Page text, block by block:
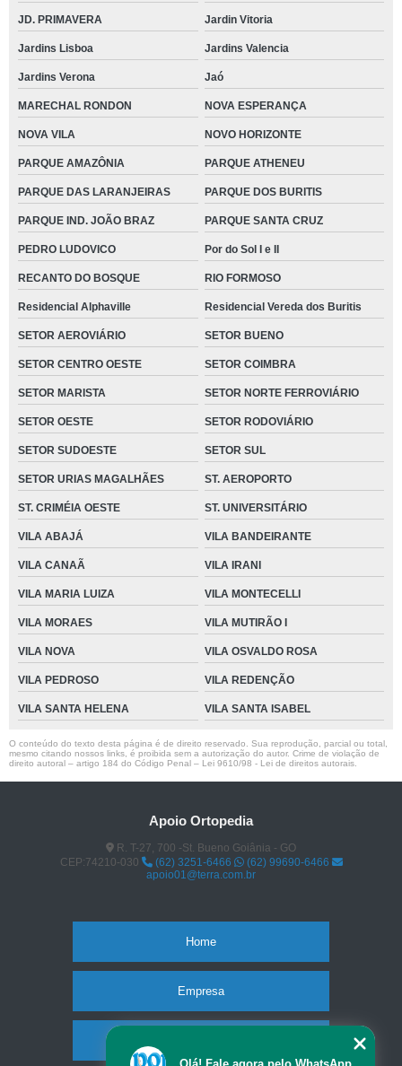
JD. PRIMAVERA Jardin Vitoria
Jardins Lisboa Jardins Valencia
Jardins Verona Jaó
MARECHAL RONDON NOVA ESPERANÇA
NOVA VILA NOVO HORIZONTE
PARQUE AMAZÔNIA PARQUE ATHENEU
PARQUE DAS LARANJEIRAS PARQUE DOS BURITIS
PARQUE IND. JOÃO BRAZ PARQUE SANTA CRUZ
PEDRO LUDOVICO Por do Sol I e II
RECANTO DO BOSQUE RIO FORMOSO
Residencial Alphaville Residencial Vereda dos Buritis
SETOR AEROVIÁRIO SETOR BUENO
SETOR CENTRO OESTE SETOR COIMBRA
SETOR MARISTA SETOR NORTE FERROVIÁRIO
SETOR OESTE SETOR RODOVIÁRIO
SETOR SUDOESTE SETOR SUL
SETOR URIAS MAGALHÃES ST. AEROPORTO
ST. CRIMÉIA OESTE ST. UNIVERSITÁRIO
VILA ABAJÁ VILA BANDEIRANTE
VILA CANAÃ VILA IRANI
VILA MARIA LUIZA VILA MONTECELLI
VILA MORAES VILA MUTIRÃO I
VILA NOVA VILA OSVALDO ROSA
VILA PEDROSO VILA REDENÇÃO
VILA SANTA HELENA VILA SANTA ISABEL
O conteúdo do texto desta página é de direito reservado. Sua reprodução, parcial ou total,
mesmo citando nossos links, é proibida sem a autorização do autor. Crime de violação de
direito autoral – artigo 184 do Código Penal – Lei 9610/98 - Lei de direitos autorais
Apoio Ortopedia
R. T-27, 700 -St. Bueno Goiânia - GO
CEP:74210-030
(62) 3251-6466
(62) 99690-6466
apoio01@terra.com.br
Home
Empresa